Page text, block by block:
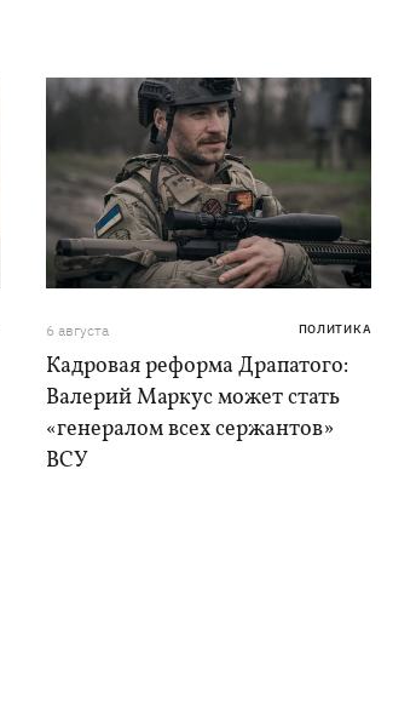
6 августа ПОЛИТИКА
Кадровая реформа Драпатого:
Валерий Маркус может стать
«генералом всех сержантов»
ВСУ